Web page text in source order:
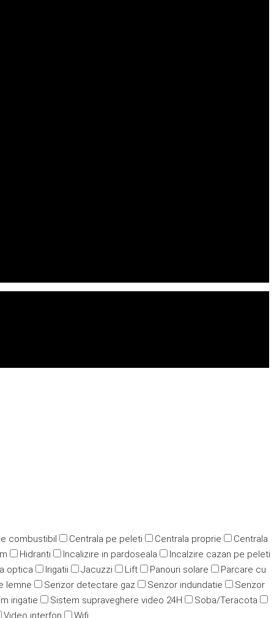
combustibil Centrala pe peleti Centrala proprie
Centrala
Hidranti Incalizire in pardoseala
Incalzire cazan pe peleti
optica Irigatii Jacuzzi Lift Panouri solare
Parcare cu
lemne Senzor detectare gaz Senzor indundatie
Senzor
irigatie Sistem supraveghere video 24H
Soba/Teracota
Video interfon Wifi